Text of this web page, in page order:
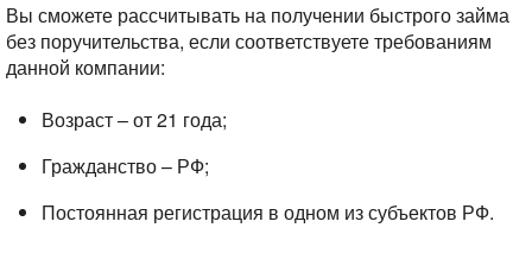
Вы сможете рассчитывать на получении быстрого займа
без поручительства, если соответствуете требованиям
данной компании:
Возраст – от 21 года;
Гражданство – РФ;
Постоянная регистрация в одном из субъектов РФ.